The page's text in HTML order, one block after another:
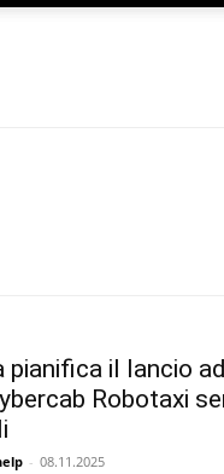
pianifica il lancio
Robotaxi
- 08.11.2025